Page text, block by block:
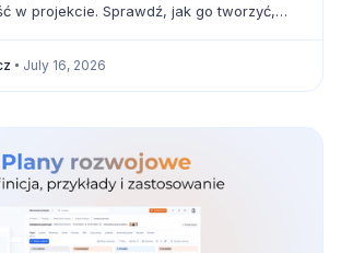
w projekcie. Sprawdź, jak go tworzyć,
July 16, 2026